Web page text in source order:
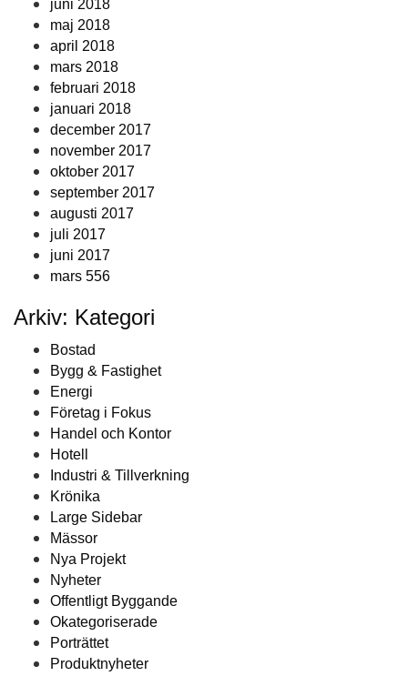
juni 2018
maj 2018
april 2018
mars 2018
februari 2018
januari 2018
december 2017
november 2017
oktober 2017
september 2017
augusti 2017
juli 2017
juni 2017
mars 556
Arkiv: Kategori
Bostad
Bygg & Fastighet
Energi
Företag i Fokus
Handel och Kontor
Hotell
Industri & Tillverkning
Krönika
Large Sidebar
Mässor
Nya Projekt
Nyheter
Offentligt Byggande
Okategoriserade
Porträttet
Produktnyheter